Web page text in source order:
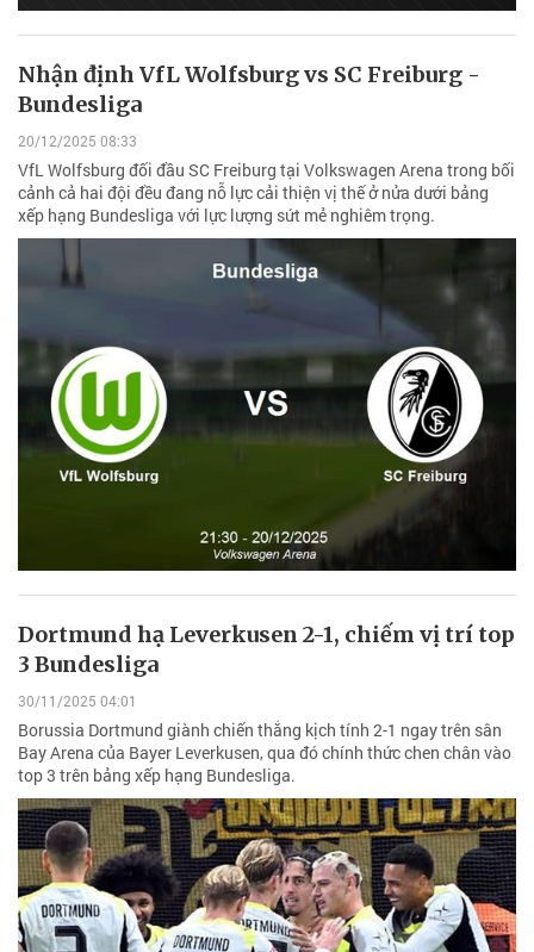
Nhận định VfL Wolfsburg vs SC Freiburg -
Bundesliga
20/12/2025 08:33
VfL Wolfsburg đối đầu SC Freiburg tại Volkswagen Arena trong bối
cảnh cả hai đội đều đang nỗ lực cải thiện vị thế ở nửa dưới bảng
xếp hạng Bundesliga với lực lượng sứt mẻ nghiêm trọng.
Dortmund hạ Leverkusen 2-1, chiếm vị trí top
3 Bundesliga
30/11/2025 04:01
Borussia Dortmund giành chiến thắng kịch tính 2-1 ngay trên sân
Bay Arena của Bayer Leverkusen, qua đó chính thức chen chân vào
top 3 trên bảng xếp hạng Bundesliga.